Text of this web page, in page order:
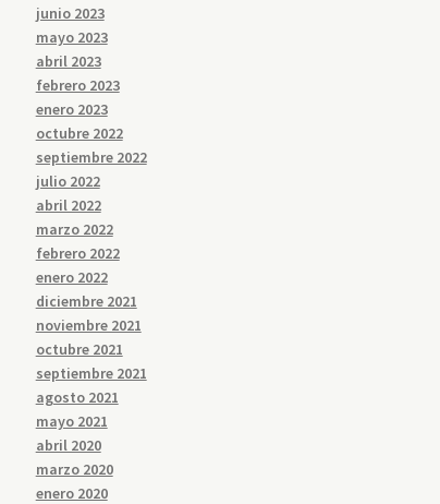
junio 2023
mayo 2023
abril 2023
febrero 2023
enero 2023
octubre 2022
septiembre 2022
julio 2022
abril 2022
marzo 2022
febrero 2022
enero 2022
diciembre 2021
noviembre 2021
octubre 2021
septiembre 2021
agosto 2021
mayo 2021
abril 2020
marzo 2020
enero 2020